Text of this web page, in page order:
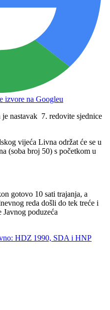
izvore na Googleu
nastavak 7. redovite sjednice
vijeća Livna održat će se u
(soba broj 50) s početkom u
gotovo 10 sati trajanja, a
reda došli do tek treće i
poduzeća
HDZ 1990, SDA i HNP